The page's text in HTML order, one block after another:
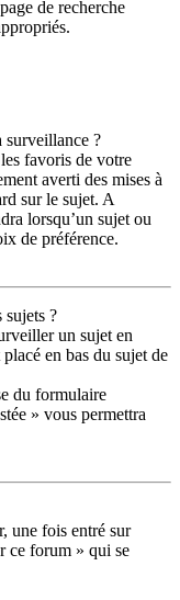
de recherche
surveillance ?
favoris de votre
averti des mises à
sur le sujet. A
lorsqu’un sujet ou
de préférence.
?
un sujet en
en bas du sujet de
du formulaire
» vous permettra
une fois entré sur
ce forum » qui se